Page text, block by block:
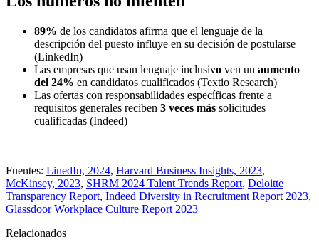
89% de los candidatos afirma que el lenguaje de la
descripción del puesto influye en su decisión de postularse
(LinkedIn)
Las empresas que usan lenguaje inclusivo ven un aumento
del 24% en candidatos cualificados (Textio Research)
Las ofertas con responsabilidades específicas frente a
requisitos generales reciben 3 veces más solicitudes
cualificadas (Indeed)
Fuentes: LinedIn, 2024, Harvard Business Insights, 2023,
McKinsey, 2023, SHRM 2024 Talent Trends Report, Deloitte
Transparency Report, Indeed Diversity in Recruitment Report 2023,
Glassdoor Workplace Culture Report 2023
Relacionados